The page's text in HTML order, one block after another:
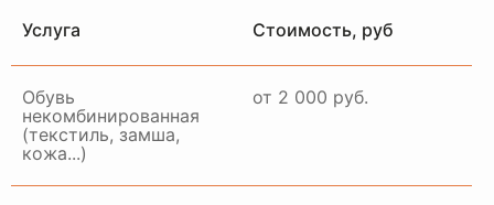
Услуга Стоимость, руб
Обувь
некомбинированная
(текстиль, замша,
кожа...)
от 2 000 руб.
МОСКВЕ И МО
Примем ваше изделие,
качественно восстановим и